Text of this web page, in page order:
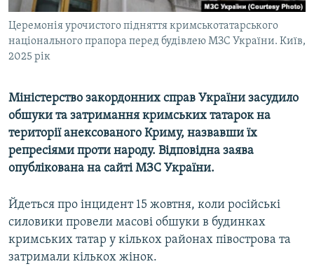
УКРАЇНСЬКА ПРОБЛЕМА КРИМУ
ІНФОГРАФІКА
ДОЛУЧАЙСЯ!
Усі сайти RFE/RL
Церемонія урочистого підняття кримськотатарського
національного прапора перед будівлею МЗС України. Київ,
2025 рік
Міністерство закордонних справ України засудило
обшуки та затримання кримських татарок на
території анексованого Криму, назвавши їх
репресіями проти народу. Відповідна заява
опублікована на сайті МЗС України.
Йдеться про інцидент 15 жовтня, коли російські
силовики провели масові обшуки в будинках
кримських татар у кількох районах півострова та
затримали кількох жінок.